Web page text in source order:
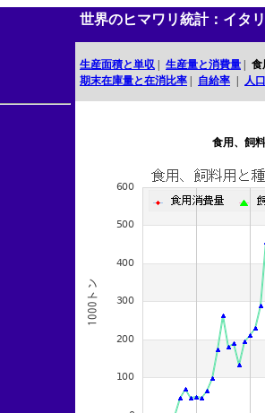
世界のヒマワリ統計：イタ
生産面積と単収 生産量と消費量
食
期末在庫量と在消比率
自給率 人口
食用、飼